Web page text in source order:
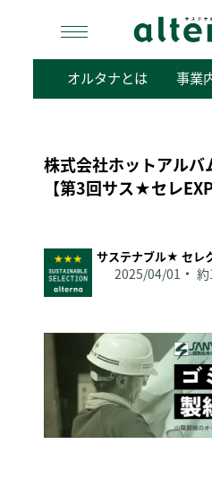
検
オルタナとは 事業
株式会社ホットアルバ
【第3回サス★セレ
サステナブル★ セレ
2025/04/01